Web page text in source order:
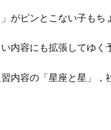
がピンとこない子もち
内容にも拡張してゆく
内容の「星座と星」，